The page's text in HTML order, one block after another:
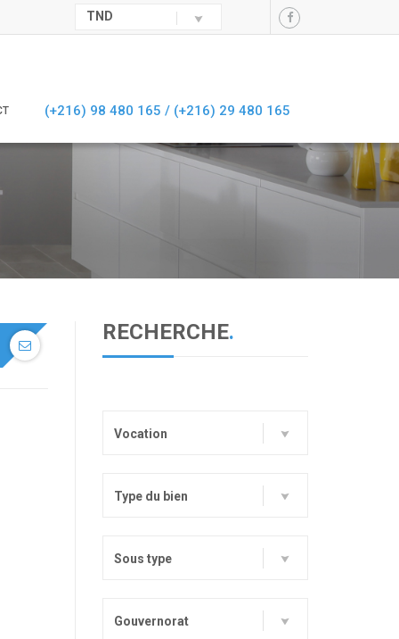
TND
(+216) 98 480 165 / (+216) 29 480 165
RECHERCHE.
Vocation
Type du bien
Sous type
Gouvernorat